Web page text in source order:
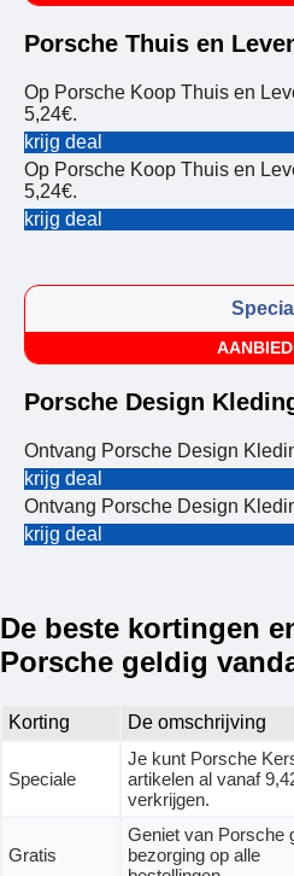
Porsche Thuis en
Op Porsche Koop Thuis en
5,24€.
krijg deal
Op Porsche Koop Thuis en
5,24€.
krijg deal
Porsche Design
Ontvang Porsche Design
krijg deal
Ontvang Porsche Design
krijg deal
De beste kortingen
Porsche geldig
Korting De omschrijving
Speciale
Je kunt Porsche
artikelen al vanaf
verkrijgen.
Gratis
Geniet van Porsche
bezorging op alle